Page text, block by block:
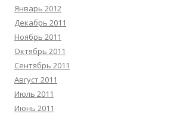
Январь 2012
Декабрь 2011
Ноябрь 2011
Октябрь 2011
Сентябрь 2011
Август 2011
Июль 2011
Июнь 2011